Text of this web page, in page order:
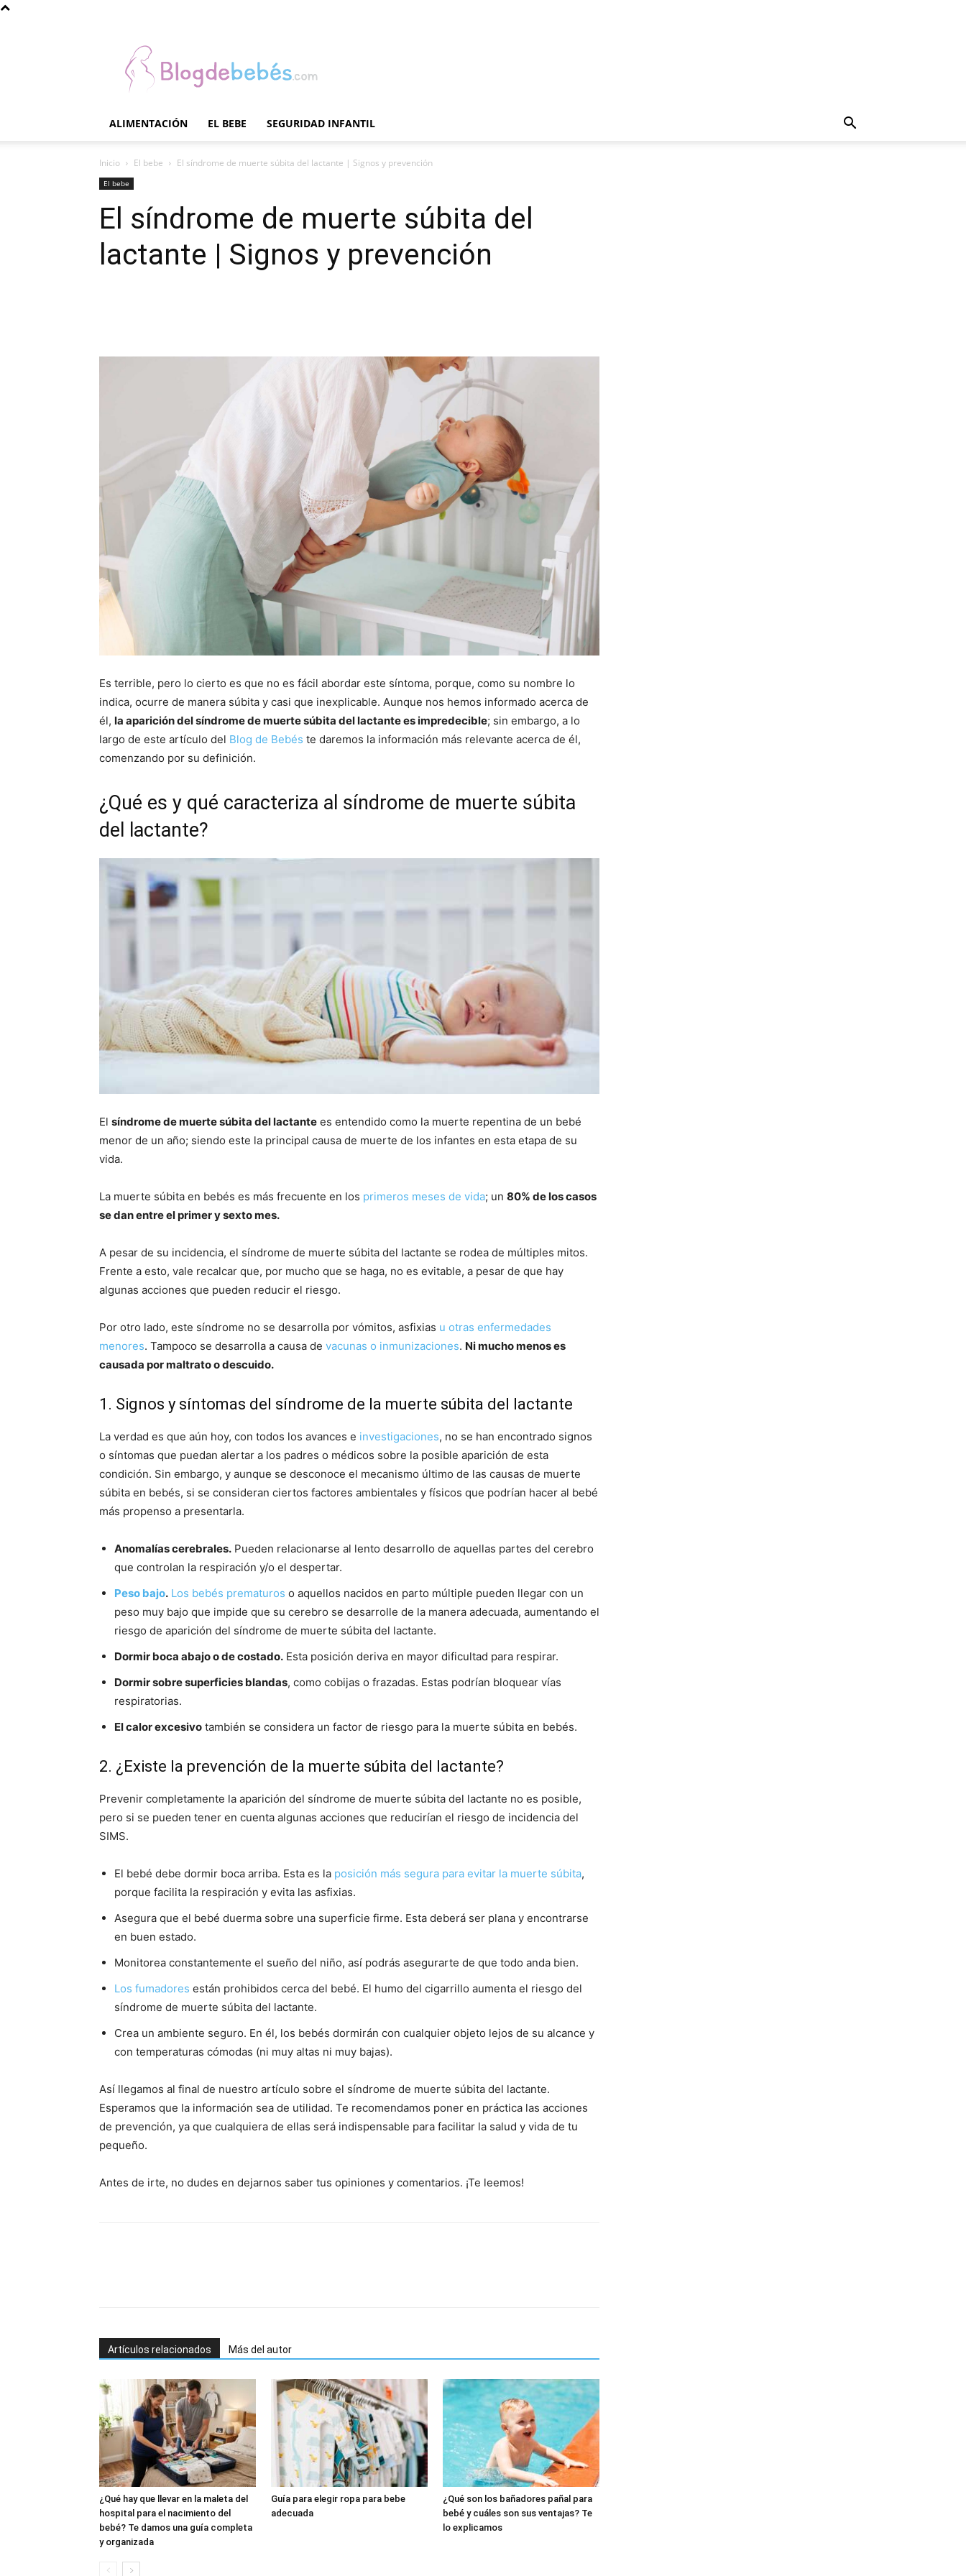
Bebés
ALIMENTACIÓN EL BEBE SEGURIDAD INFANTIL
Inicio El bebe El síndrome de muerte súbita del lactante | Signos y prevención
El bebe
El síndrome de muerte súbita del
lactante | Signos y prevención
Es terrible, pero lo cierto es que no es fácil abordar este síntoma, porque, como su nombre lo
indica, ocurre de manera súbita y casi que inexplicable. Aunque nos hemos informado acerca de
él, la aparición del síndrome de muerte súbita del lactante es impredecible; sin embargo, a lo
largo de este artículo del Blog de Bebés te daremos la información más relevante acerca de él,
comenzando por su definición.
¿Qué es y qué caracteriza al síndrome de muerte súbita
del lactante?
El síndrome de muerte súbita del lactante es entendido como la muerte repentina de un bebé
menor de un año; siendo este la principal causa de muerte de los infantes en esta etapa de su
vida.
La muerte súbita en bebés es más frecuente en los primeros meses de vida; un 80% de los casos
se dan entre el primer y sexto mes.
A pesar de su incidencia, el síndrome de muerte súbita del lactante se rodea de múltiples mitos.
Frente a esto, vale recalcar que, por mucho que se haga, no es evitable, a pesar de que hay
algunas acciones que pueden reducir el riesgo.
Por otro lado, este síndrome no se desarrolla por vómitos, asfixias u otras enfermedades
menores. Tampoco se desarrolla a causa de vacunas o inmunizaciones. Ni mucho menos es
causada por maltrato o descuido.
1. Signos y síntomas del síndrome de la muerte súbita del lactante
La verdad es que aún hoy, con todos los avances e investigaciones, no se han encontrado signos
o síntomas que puedan alertar a los padres o médicos sobre la posible aparición de esta
condición. Sin embargo, y aunque se desconoce el mecanismo último de las causas de muerte
súbita en bebés, si se consideran ciertos factores ambientales y físicos que podrían hacer al bebé
más propenso a presentarla.
Anomalías cerebrales. Pueden relacionarse al lento desarrollo de aquellas partes del cerebro
que controlan la respiración y/o el despertar.
Peso bajo. Los bebés prematuros o aquellos nacidos en parto múltiple pueden llegar con un
peso muy bajo que impide que su cerebro se desarrolle de la manera adecuada, aumentando el
riesgo de aparición del síndrome de muerte súbita del lactante.
Dormir boca abajo o de costado. Esta posición deriva en mayor dificultad para respirar.
Dormir sobre superficies blandas, como cobijas o frazadas. Estas podrían bloquear vías
respiratorias.
El calor excesivo también se considera un factor de riesgo para la muerte súbita en bebés.
2. ¿Existe la prevención de la muerte súbita del lactante?
Prevenir completamente la aparición del síndrome de muerte súbita del lactante no es posible,
pero si se pueden tener en cuenta algunas acciones que reducirían el riesgo de incidencia del
SIMS.
El bebé debe dormir boca arriba. Esta es la posición más segura para evitar la muerte súbita,
porque facilita la respiración y evita las asfixias.
Asegura que el bebé duerma sobre una superficie firme. Esta deberá ser plana y encontrarse
en buen estado.
Monitorea constantemente el sueño del niño, así podrás asegurarte de que todo anda bien.
Los fumadores están prohibidos cerca del bebé. El humo del cigarrillo aumenta el riesgo del
síndrome de muerte súbita del lactante.
Crea un ambiente seguro. En él, los bebés dormirán con cualquier objeto lejos de su alcance y
con temperaturas cómodas (ni muy altas ni muy bajas).
Así llegamos al final de nuestro artículo sobre el síndrome de muerte súbita del lactante.
Esperamos que la información sea de utilidad. Te recomendamos poner en práctica las acciones
de prevención, ya que cualquiera de ellas será indispensable para facilitar la salud y vida de tu
pequeño.
Antes de irte, no dudes en dejarnos saber tus opiniones y comentarios. ¡Te leemos!
Artículos relacionados Más del autor
¿Qué hay que llevar en la maleta del
hospital para el nacimiento del
bebé? Te damos una guía completa
y organizada
Guía para elegir ropa para bebe
adecuada
¿Qué son los bañadores pañal para
bebé y cuáles son sus ventajas? Te
lo explicamos